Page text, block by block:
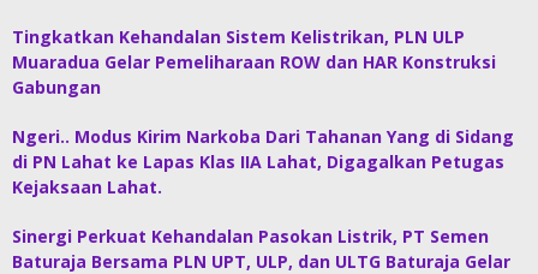
Tingkatkan Kehandalan Sistem Kelistrikan, PLN ULP
Muaradua Gelar Pemeliharaan ROW dan HAR Konstruksi
Gabungan
Ngeri.. Modus Kirim Narkoba Dari Tahanan Yang di Sidang
di PN Lahat ke Lapas Klas IIA Lahat, Digagalkan Petugas
Kejaksaan Lahat.
Sinergi Perkuat Kehandalan Pasokan Listrik, PT Semen
Baturaja Bersama PLN UPT, ULP, dan ULTG Baturaja Gelar